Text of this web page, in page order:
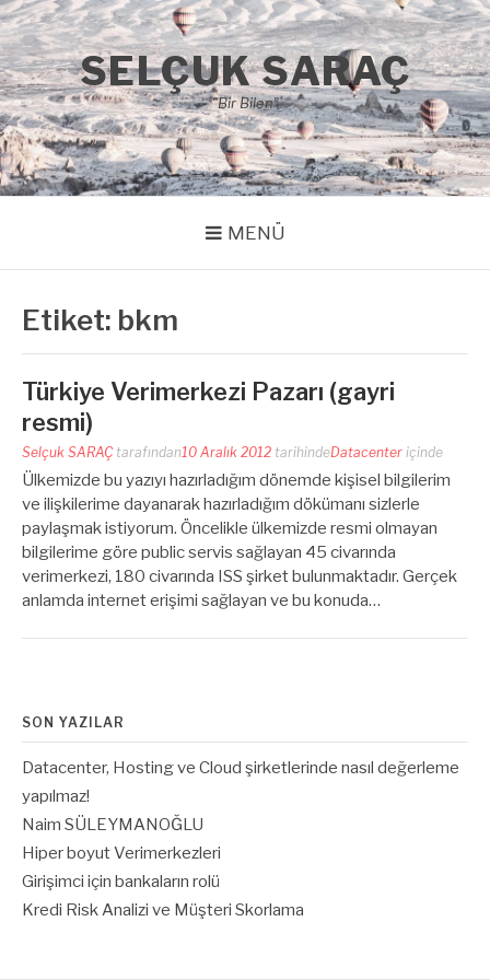
İçeriğe
atla
SELÇUK SARAÇ
"Bir Bilen"
MENÜ
Etiket: bkm
Türkiye Verimerkezi Pazarı (gayri
resmi)
Selçuk SARAÇtarafından10 Aralık 2012 tarihindeDatacenter içinde
Ülkemizde bu yazıyı hazırladığım dönemde kişisel bilgilerim
ve ilişkilerime dayanarak hazırladığım dökümanı sizlerle
paylaşmak istiyorum. Öncelikle ülkemizde resmi olmayan
bilgilerime göre public servis sağlayan 45 civarında
verimerkezi, 180 civarında ISS şirket bulunmaktadır. Gerçek
anlamda internet erişimi sağlayan ve bu konuda…
SON YAZILAR
Datacenter, Hosting ve Cloud şirketlerinde nasıl değerleme
yapılmaz!
Naim SÜLEYMANOĞLU
Hiper boyut Verimerkezleri
Girişimci için bankaların rolü
Kredi Risk Analizi ve Müşteri Skorlama